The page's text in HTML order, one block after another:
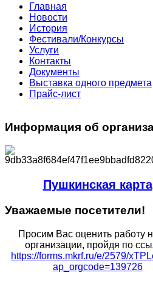
Главная
Новости
История
Фестивали/Конкурсы
Услуги
Контакты
Документы
Выставка одного предмета
Прайс-лист
Информация об
Пушкинская карта
Уважаемые посетители!
Просим Вас оценить работу
организации, пройдя по
https://forms.mkrf.ru/e/2579/
ap_orgcode=139726